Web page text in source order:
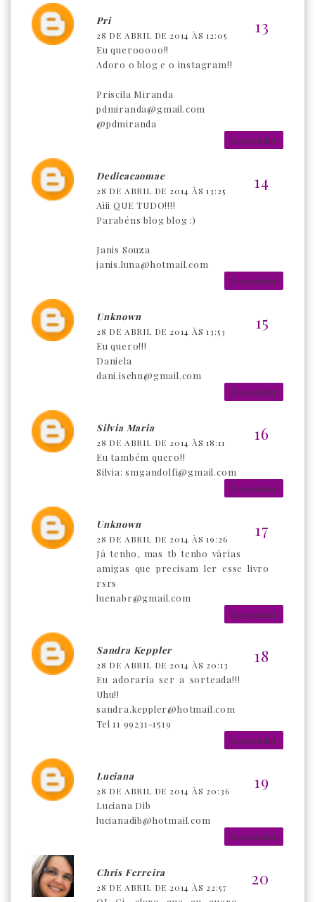
Pri
28 DE ABRIL DE 2014 ÀS 12:05
Eu querooooo!!
Adoro o blog e o instagram!!
Priscila Miranda
pdmiranda@gmail.com
@pdmiranda
Responder
Dedicacaomae
28 DE ABRIL DE 2014 ÀS 13:25
Aiii QUE TUDO!!!!
Parabéns blog blog :)
Janis Souza
janis.luna@hotmail.com
Responder
Unknown
28 DE ABRIL DE 2014 ÀS 13:53
Eu quero!!!
Daniela
dani.isehn@gmail.com
Responder
Silvia Maria
28 DE ABRIL DE 2014 ÀS 18:11
Eu também quero!!
Silvia: smgandolfi@gmail.com
Responder
Unknown
28 DE ABRIL DE 2014 ÀS 19:26
Já tenho, mas tb tenho várias
amigas que precisam ler esse livro
rsrs
luenabr@gmail.com
Responder
Sandra Keppler
28 DE ABRIL DE 2014 ÀS 20:13
Eu adoraria ser a sorteada!!!
Uhu!!
sandra.keppler@hotmail.com
Tel 11 99231-1519
Responder
Luciana
28 DE ABRIL DE 2014 ÀS 20:36
Luciana Dib
lucianadib@hotmail.com
Responder
Chris Ferreira
28 DE ABRIL DE 2014 ÀS 22:57